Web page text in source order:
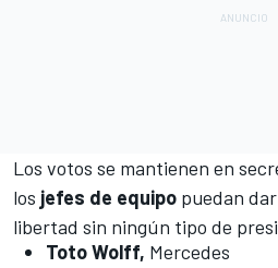
Los votos se mantienen en
los jefes de equipo puedan
libertad sin ningún tipo de
Toto Wolff, Mercedes